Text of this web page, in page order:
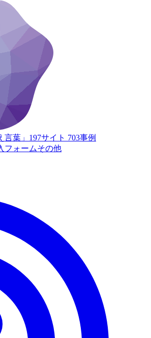
葉」 197サイト 703事例
フォームその他